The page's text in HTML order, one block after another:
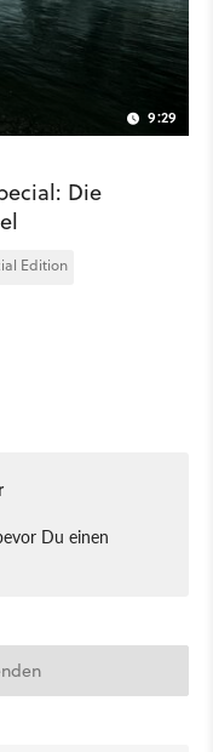
9:29
Die
Edition
Du einen